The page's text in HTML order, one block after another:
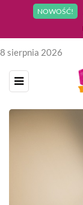
NOWOŚĆ!
8 sierpnia 2026